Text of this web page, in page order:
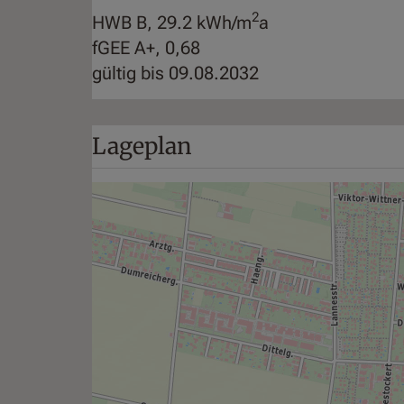
HWB B, 29.2 kWh/m2a
fGEE A+, 0,68
gültig bis 09.08.2032
Lageplan